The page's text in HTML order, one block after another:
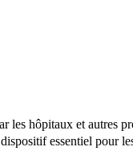
hôpitaux et autres
essentiel pour